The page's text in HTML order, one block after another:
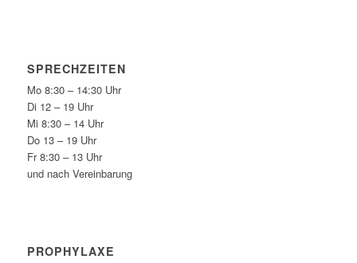
SPRECHZEITEN
Mo 8:30 – 14:30 Uhr
Di 12 – 19 Uhr
Mi 8:30 – 14 Uhr
Do 13 – 19 Uhr
Fr 8:30 – 13 Uhr
und nach Vereinbarung
PROPHYLAXE